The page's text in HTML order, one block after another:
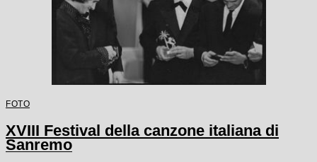
FOTO
XVIII Festival della canzone italiana di
Sanremo